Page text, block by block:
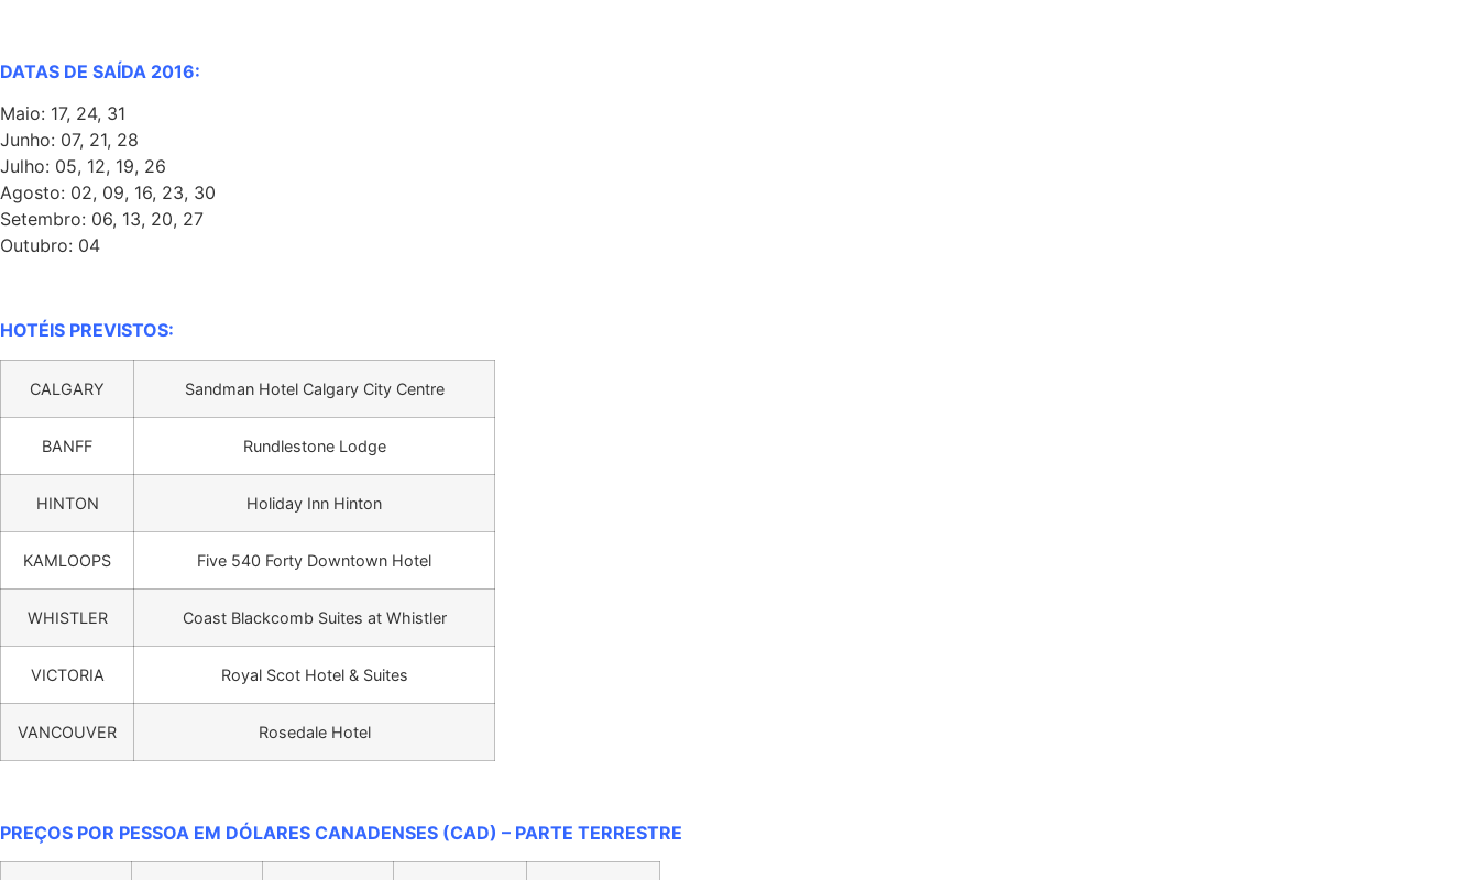
DATAS DE SAÍDA 2016:
Maio: 17, 24, 31
Junho: 07, 21, 28
Julho: 05, 12, 19, 26
Agosto: 02, 09, 16, 23, 30
Setembro: 06, 13, 20, 27
Outubro: 04
HOTÉIS PREVISTOS:
CALGARY Sandman Hotel Calgary City Centre
BANFF Rundlestone Lodge
HINTON Holiday Inn Hinton
KAMLOOPS Five 540 Forty Downtown Hotel
WHISTLER Coast Blackcomb Suites at Whistler
VICTORIA Royal Scot Hotel & Suites
VANCOUVER Rosedale Hotel
PREÇOS POR PESSOA EM DÓLARES CANADENSES (CAD) – PARTE TERRESTRE